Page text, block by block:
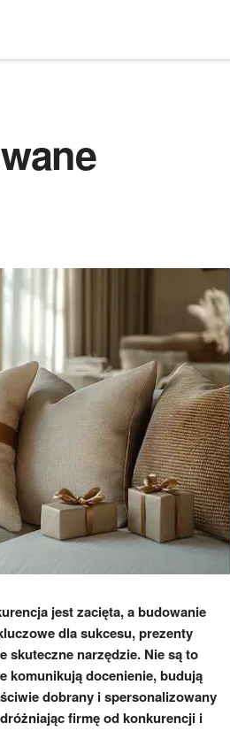
jest zacięta, a budowanie
dla sukcesu, prezenty
skuteczne narzędzie. Nie są to
komunikują docenienie, budują
dobrany i spersonalizowany
firmę od konkurencji i